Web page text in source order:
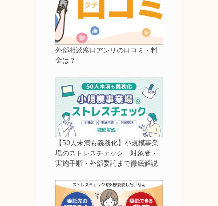
外部相談窓口アンリの口コミ・料
金は？
【50人未満も義務化】小規模事業
場のストレスチェック｜対象者・
実施手順・外部委託まで徹底解説